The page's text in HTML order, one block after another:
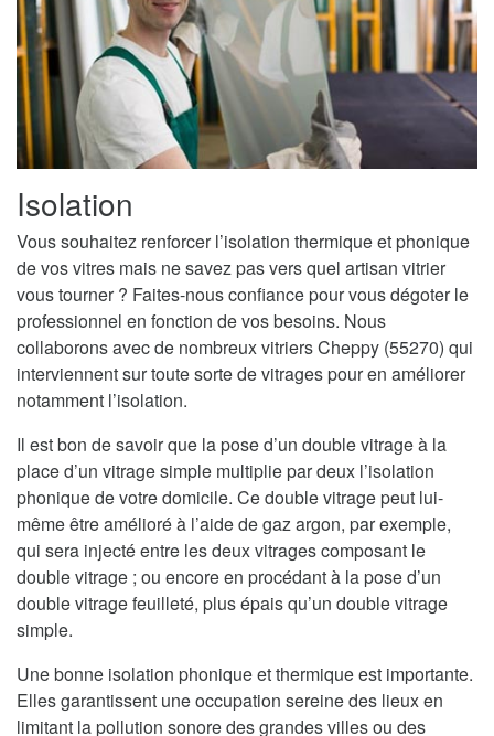
Isolation
Vous souhaitez renforcer l’isolation thermique et phonique
de vos vitres mais ne savez pas vers quel artisan vitrier
vous tourner ? Faites-nous confiance pour vous dégoter le
professionnel en fonction de vos besoins. Nous
collaborons avec de nombreux vitriers Cheppy (55270) qui
interviennent sur toute sorte de vitrages pour en améliorer
notamment l’isolation.
Il est bon de savoir que la pose d’un double vitrage à la
place d’un vitrage simple multiplie par deux l’isolation
phonique de votre domicile. Ce double vitrage peut lui-
même être amélioré à l’aide de gaz argon, par exemple,
qui sera injecté entre les deux vitrages composant le
double vitrage ; ou encore en procédant à la pose d’un
double vitrage feuilleté, plus épais qu’un double vitrage
simple.
Une bonne isolation phonique et thermique est importante.
Elles garantissent une occupation sereine des lieux en
limitant la pollution sonore des grandes villes ou des